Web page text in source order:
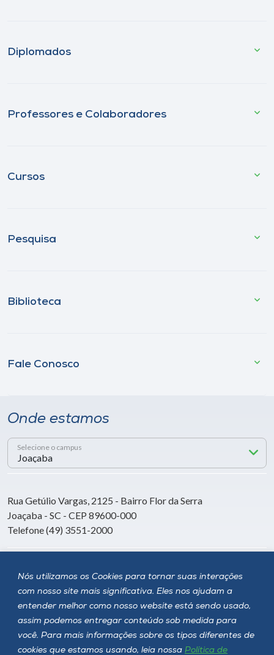
Nós utilizamos os Cookies para tornar suas interações
com nosso site mais significativa. Eles nos ajudam a
entender melhor como nosso website está sendo usado,
assim podemos entregar conteúdo sob medida para
você. Para mais informações sobre os tipos diferentes de
cookies que estamos usando, leia nossa Política de
Diplomados
Professores e Colaboradores
Cursos
Pesquisa
Biblioteca
Fale Conosco
Onde estamos
Selecione o campus
Rua Getúlio Vargas, 2125 - Bairro Flor da Serra
Joaçaba - SC - CEP 89600-000
Telefone (49) 3551-2000
Siga a Unoesc